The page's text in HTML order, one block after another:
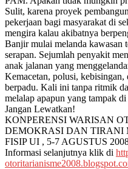
Sulit, karena proyek
pekerjaan bagi masyarakat di
mengira kalau akibatnya
Banjir mulai melanda kawasan
serapan. Sejumlah penyakit
anak jalanan yang
Kemacetan, polusi, kebisingan,
berpadu. Kali ini tanpa ritmik
melalap apapun yang tampak
Jangan Lewatkan!
KONPERENSI WARISAN
DEMOKRASI DAN TIRANI
FISIP UI , 5-7 AGUSTUS
Informasi selanjutnya klik di